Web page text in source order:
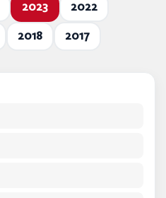
2023 2022
2018 2017